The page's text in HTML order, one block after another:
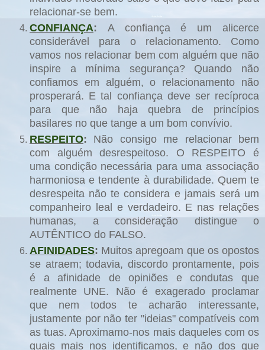
relacionar-se bem.
CONFIANÇA: A confiança é um alicerce
considerável para o relacionamento. Como
vamos nos relacionar bem com alguém que não
inspire a mínima segurança? Quando não
confiamos em alguém, o relacionamento não
prosperará. E tal confiança deve ser recíproca
para que não haja quebra de princípios
basilares no que tange a um bom convívio.
RESPEITO: Não consigo me relacionar bem
com alguém desrespeitoso. O RESPEITO é
uma condição necessária para uma associação
harmoniosa e tendente à durabilidade. Quem te
desrespeita não te considera e jamais será um
companheiro leal e verdadeiro. E nas relações
humanas, a consideração distingue o
AUTÊNTICO do FALSO.
AFINIDADES: Muitos apregoam que os opostos
se atraem; todavia, discordo prontamente, pois
é a afinidade de opiniões e condutas que
realmente UNE. Não é exagerado proclamar
que nem todos te acharão interessante,
justamente por não ter "ideias" compatíveis com
as tuas. Aproximamo-nos mais daqueles com os
quais mais nos identificamos, e não dos que